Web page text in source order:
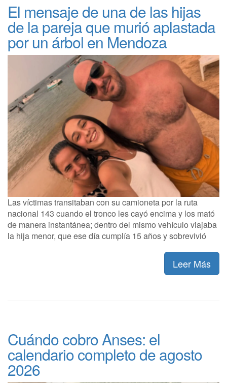
El mensaje de una de las hijas
de la pareja que murió aplastada
por un árbol en Mendoza
Las víctimas transitaban con su camioneta por la ruta
nacional 143 cuando el tronco les cayó encima y los mató
de manera instantánea; dentro del mismo vehículo viajaba
la hija menor, que ese día cumplía 15 años y sobrevivió
Leer Más
Cuándo cobro Anses: el
calendario completo de agosto
2026